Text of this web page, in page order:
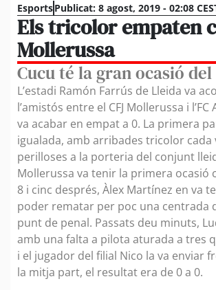
EsportsPublicat: 8 agost, 2019 - 02:08
Els tricolor empaten
Mollerussa
Cucu té la gran ocasió
L’estadi Ramón Farrús de Lleida va
l’amistós entre el CFJ Mollerussa i
va acabar en empat a 0. La primera
igualada, amb arribades tricolor cada
perilloses a la porteria del conjunt
Mollerussa va tenir la primera ocasió
8 i cinc després, Àlex Martínez en va
poder rematar per poc una centrada
punt de penal. Passats deu minuts,
amb una falta a pilota aturada a tres
i el jugador del filial Nico la va enviar
la mitja part, el resultat era de 0 a 0.